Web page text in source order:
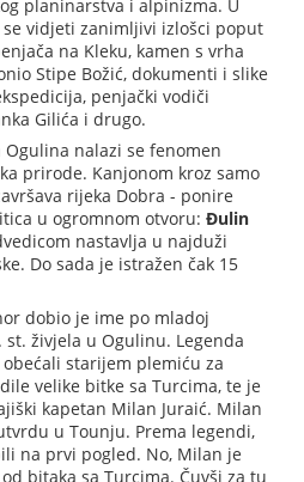
planinarstva i alpinizma. U
vidjeti zanimljivi izlošci poput
na Kleku, kamen s vrha
Stipe Božić, dokumenti i slike
penjački vodiči
Gilića i drugo.
nalazi se fenomen
prirode. Kanjonom kroz samo
rijeka Dobra - ponire
u ogromnom otvoru: Đulin
nastavlja u najduži
Do sada je istražen čak 15
dobio je ime po mladoj
živjela u Ogulinu. Legenda
starijem plemiću za
velike bitke sa Turcima, te je
kapetan Milan Juraić. Milan
u Tounju. Prema legendi,
na prvi pogled. No, Milan je
bitaka sa Turcima. Čuvši za tu